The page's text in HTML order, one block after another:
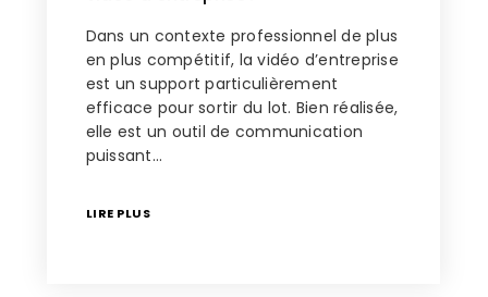
Dans un contexte professionnel de plus
en plus compétitif, la vidéo d’entreprise
est un support particulièrement
efficace pour sortir du lot. Bien réalisée,
elle est un outil de communication
puissant…
LIRE PLUS